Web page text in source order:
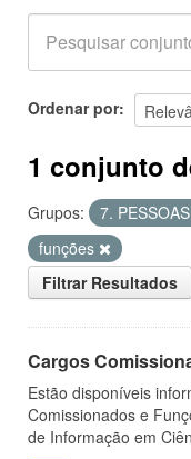
Ordenar por
1 conjunto
Grupos: 7. PESSOAS
funções
Filtrar Resultados
Cargos
Estão disponíveis
Comissionados e
de Informação em